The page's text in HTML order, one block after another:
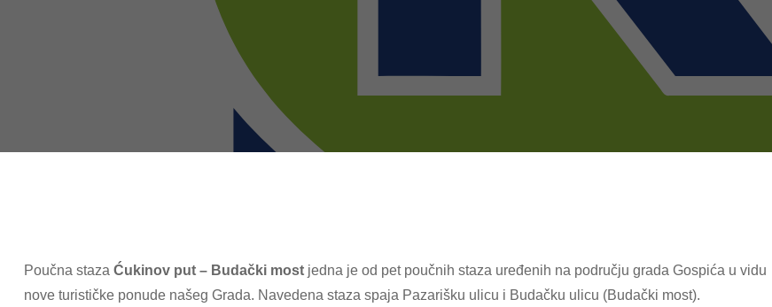
Poučna staza Ćukinov put – Budački most jedna je od pet poučnih staza uređenih na području grada Gospića u vidu
nove turističke ponude našeg Grada. Navedena staza spaja Pazarišku ulicu i Budačku ulicu (Budački most).